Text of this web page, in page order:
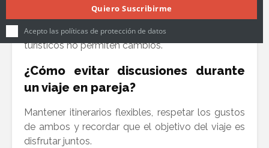
Sí, pero es importante asegurarse de que tenga
disponibilidad en las fechas. Muchos paquetes
turísticos no permiten cambios.
¿Cómo evitar discusiones durante
un viaje en pareja?
Mantener itinerarios flexibles, respetar los gustos
de ambos y recordar que el objetivo del viaje es
disfrutar juntos.
Quiero Suscribirme
Acepto las políticas de protección de datos